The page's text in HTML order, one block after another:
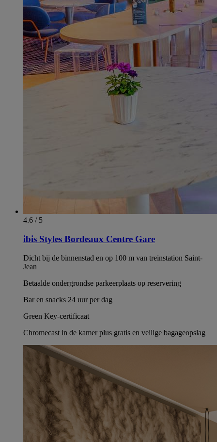
4.6 / 5
ibis Styles Bordeaux Centre Gare
Dicht bij de binnenstad en op 100 m van treinstation Saint-
Jean
Betaalde ondergrondse parkeerplaats op reservering
Bar en snacks 24 uur per dag
Green Key-certificaat
Chromecast in de kamer plus gratis en veilige bagageopslag